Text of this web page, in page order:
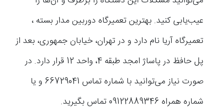
عیب‌یابی کنید. بهترین تعمیرگاه دوربین مدار بسته ،
تعمیرگاه آریا نام دارد و در تهران، خیابان جمهوری، بعد از
پل حافظ در پاساژ امجد طبقه 4، واحد 12 قرار دارد. در
صورت نیاز می‌توانید با شماره تماس 66729041 و یا
شماره همراه 09122889346 تماس بگیرید.